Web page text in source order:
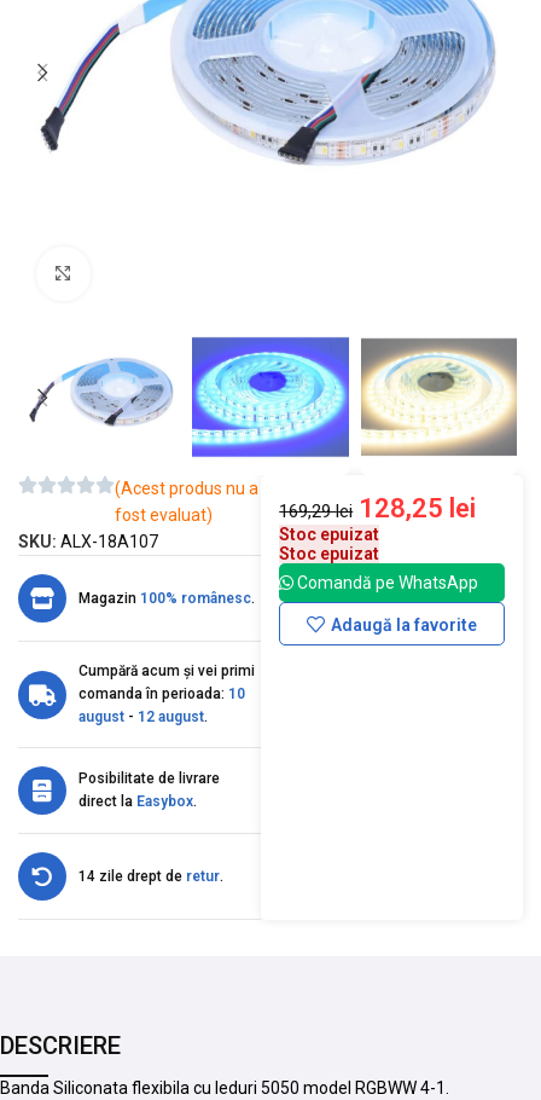
(Acest produs nu a
fost evaluat)
SKU: ALX-18A107
Magazin 100% românesc.
Cumpără acum și vei primi
comanda în perioada: 10
august - 12 august.
Posibilitate de livrare
direct la Easybox.
14 zile drept de retur.
169,29lei 128,25 lei
Stoc epuizat
Stoc epuizat
Comandă pe WhatsApp
Adaugă la favorite
DESCRIERE
Banda Siliconata flexibila cu leduri 5050 model RGBWW 4-1.